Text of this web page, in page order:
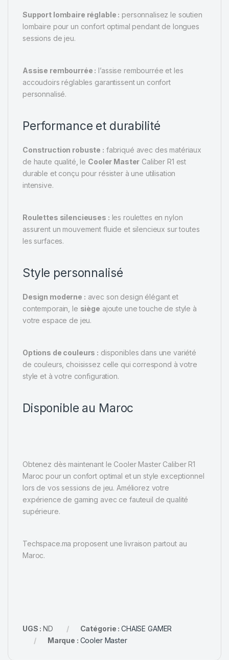
Support lombaire réglable : personnalisez le soutien
lombaire pour un confort optimal pendant de longues
sessions de jeu.
Assise rembourrée : l’assise rembourrée et les
accoudoirs réglables garantissent un confort
personnalisé.
Performance et durabilité
Construction robuste : fabriqué avec des matériaux
de haute qualité, le Cooler Master Caliber R1 est
durable et conçu pour résister à une utilisation
intensive.
Roulettes silencieuses : les roulettes en nylon
assurent un mouvement fluide et silencieux sur toutes
les surfaces.
Style personnalisé
Design moderne : avec son design élégant et
contemporain, le siège ajoute une touche de style à
votre espace de jeu.
Options de couleurs : disponibles dans une variété
de couleurs, choisissez celle qui correspond à votre
style et à votre configuration.
Disponible au Maroc
Obtenez dès maintenant le Cooler Master Caliber R1
Maroc pour un confort optimal et un style exceptionnel
lors de vos sessions de jeu. Améliorez votre
expérience de gaming avec ce fauteuil de qualité
supérieure.
Techspace.ma proposent une livraison partout au
Maroc.
UGS :ND Catégorie : CHAISE GAMER
Marque : Cooler Master